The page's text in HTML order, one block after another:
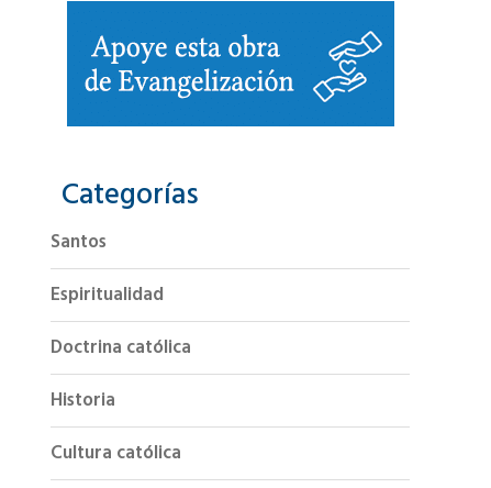
Categorías
Santos
Espiritualidad
Doctrina católica
Historia
Cultura católica